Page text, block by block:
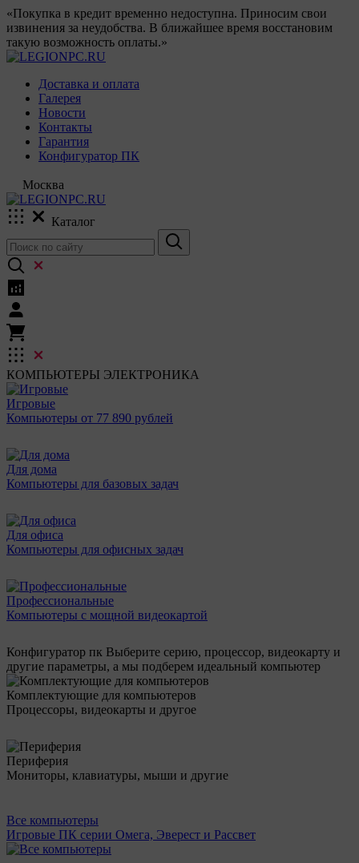
«Покупка в кредит временно недоступна. Приносим свои
извинения за неудобства. В ближайшее время восстановим
такую возможность оплаты.»
Доставка и оплата
Галерея
Новости
Контакты
Гарантия
Конфигуратор ПК
Москва
Каталог
КОМПЬЮТЕРЫ ЭЛЕКТРОНИКА
Игровые
Компьютеры от 77 890 рублей
Для дома
Компьютеры для базовых задач
Для офиса
Компьютеры для офисных задач
Профессиональные
Компьютеры с мощной видеокартой
Конфигуратор пк Выберите серию, процессор, видеокарту и
другие параметры, а мы подберем идеальный компьютер
Комплектующие для компьютеров
Процессоры, видеокарты и другое
Периферия
Мониторы, клавиатуры, мыши и другие
Все компьютеры
Игровые ПК серии Омега, Эверест и Рассвет